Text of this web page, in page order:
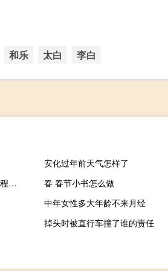
和乐 太白 李白
安化过年前天气怎样了
WTT新乡冠军赛王曼昱无缘四强 WTT新乡冠军赛2023｜4月13日赛程公布国家队9名选手最多6人能晋级四强
春 春节小书怎么做
中年女性多大年龄不来月经
掉头时被直行车撞了谁的责任